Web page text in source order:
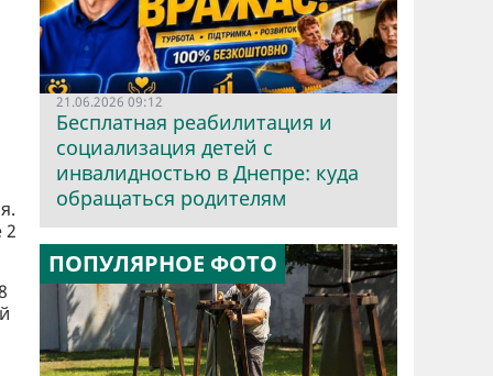
2
21.06.2026 09:12
Бесплатная реабилитация и
социализация детей с
инвалидностью в Днепре: куда
обращаться родителям
ПОПУЛЯРНОЕ ФОТО